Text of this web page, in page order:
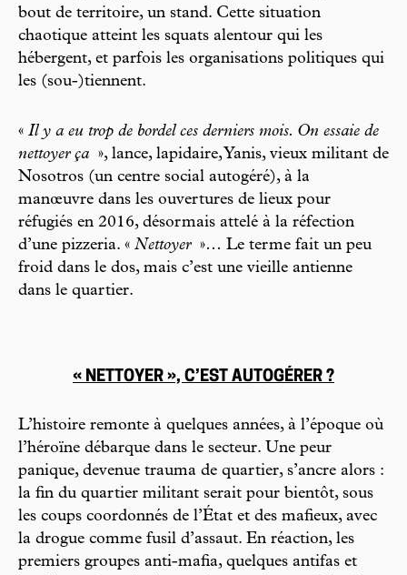
bout de territoire, un stand. Cette situation
chaotique atteint les squats alentour qui les
hébergent, et parfois les organisations politiques qui
les (sou-)tiennent.
« Il y a eu trop de bordel ces derniers mois. On essaie de
nettoyer ça », lance, lapidaire, Yanis, vieux militant de
Nosotros (un centre social autogéré), à la
manœuvre dans les ouvertures de lieux pour
réfugiés en 2016, désormais attelé à la réfection
d’une pizzeria. « Nettoyer »… Le terme fait un peu
froid dans le dos, mais c’est une vieille antienne
dans le quartier.
« NETTOYER », C’EST AUTOGÉRER ?
L’histoire remonte à quelques années, à l’époque où
l’héroïne débarque dans le secteur. Une peur
panique, devenue trauma de quartier, s’ancre alors :
la fin du quartier militant serait pour bientôt, sous
les coups coordonnés de l’État et des mafieux, avec
la drogue comme fusil d’assaut. En réaction, les
premiers groupes anti-mafia, quelques antifas et